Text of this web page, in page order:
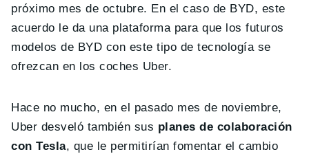
próximo mes de octubre. En el caso de BYD, este
acuerdo le da una plataforma para que los futuros
modelos de BYD con este tipo de tecnología se
ofrezcan en los coches Uber.
Hace no mucho, en el pasado mes de noviembre,
Uber desveló también sus planes de colaboración
con Tesla, que le permitirían fomentar el cambio